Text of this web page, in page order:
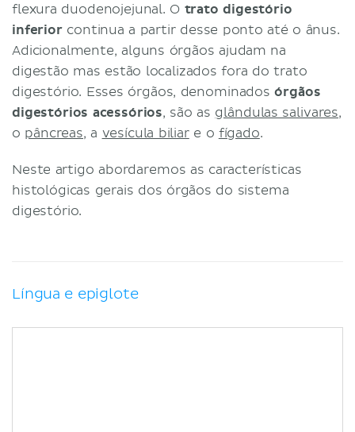
flexura duodenojejunal. O trato digestório
inferiorcontinua a partir desse ponto até o ânus.
Adicionalmente, alguns órgãos ajudam na
digestão mas estão localizados fora do trato
digestório. Esses órgãos, denominadosórgãos
digestórios acessórios, são as glândulas salivares,
o pâncreas, a vesícula biliare o fígado.
Neste artigo abordaremos as características
histológicas gerais dos órgãos do sistema
digestório.
Língua e epiglote